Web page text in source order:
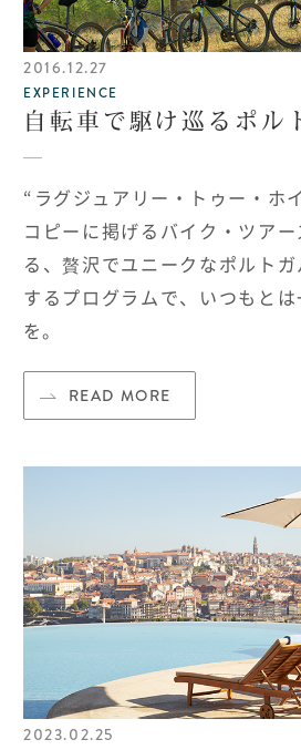
2016.12.27
EXPERIENCE
自転車で駆け巡るポル
“ラグジュアリー・トゥー・ホ
コピーに掲げるバイク・ツア
る、贅沢でユニークなポルト
するプログラムで、いつもと
を。
READ MORE
2023.02.25